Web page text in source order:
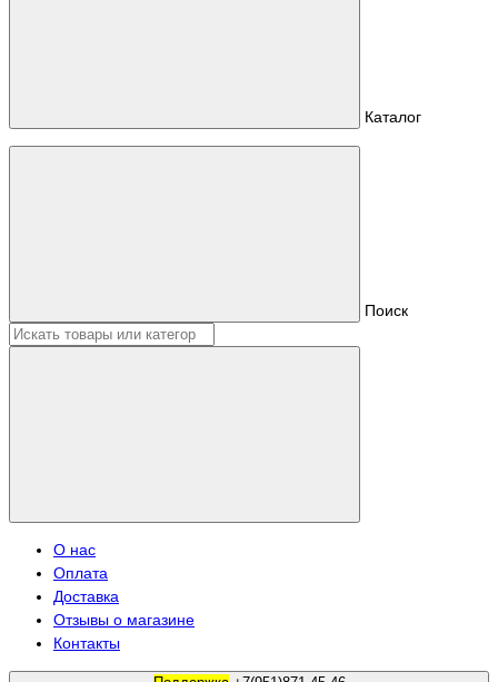
Каталог
Поиск
О нас
Оплата
Доставка
Отзывы о магазине
Контакты